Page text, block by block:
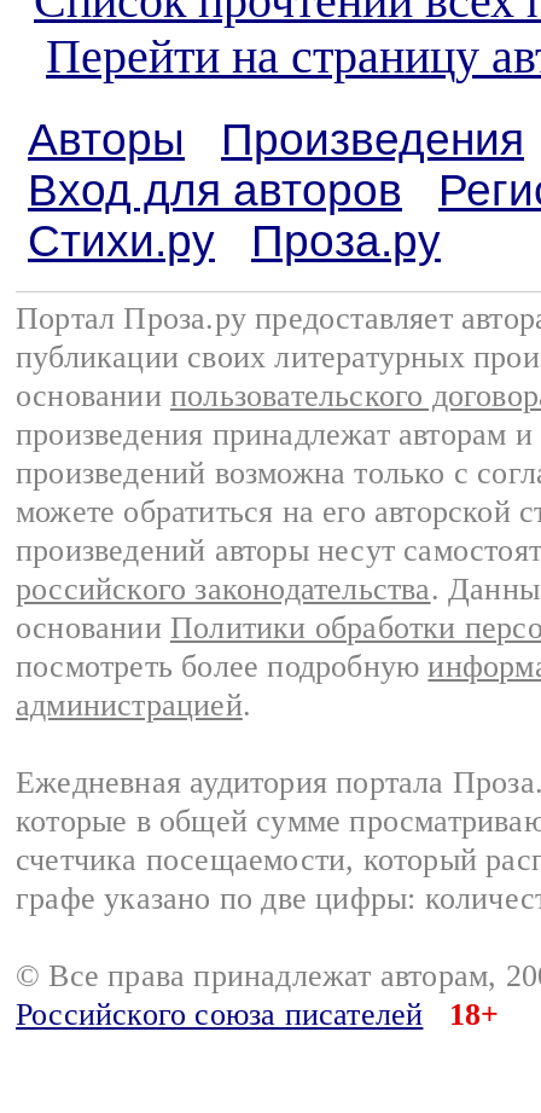
Перейти на страницу
Авторы
Произведения
Вход для авторов
Стихи.ру
Проза.ру
Портал Проза.ру предоставляет
публикации своих литературных
основании пользовательского
произведения принадлежат авторам
произведений возможна только с
можете обратиться на его авторской
произведений авторы несут
российского законодательства.
основании Политики обработки
посмотреть более подробную
администрацией.
Ежедневная аудитория портала
которые в общей сумме
счетчика посещаемости, который
графе указано по две цифры:
© Все права принадлежат авторам,
Российского союза писателей
18+